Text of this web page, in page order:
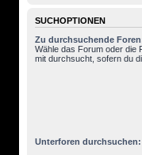
SUCHOPTIONEN
Zu durchsuchende
Wähle das Forum oder die
mit durchsucht, sofern du
Unterforen durchsuchen: